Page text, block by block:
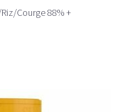
Courge 88% +